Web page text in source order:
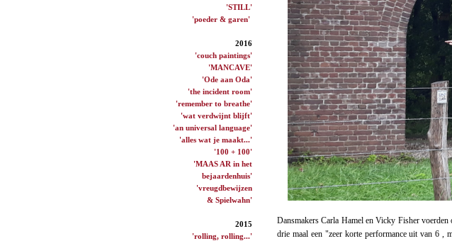
'STILL'
'poeder & garen'
2016
'couch paintings'
'MANCAVE'
'Ode aan Oda'
'the incident room'
'remember to breathe'
'wat verdwijnt blijft'
'an universal language'
'alles wat je maakt...'
'100 + 100'
'MAAS AR in het
bejaardenhuis'
'vreugdbewijzen
& Spielwahn'
2015
'rolling, rolling...'
Dansmakers Carla Hamel en Vicky Fisher voerden
drie maal een "zeer korte performance uit van 6